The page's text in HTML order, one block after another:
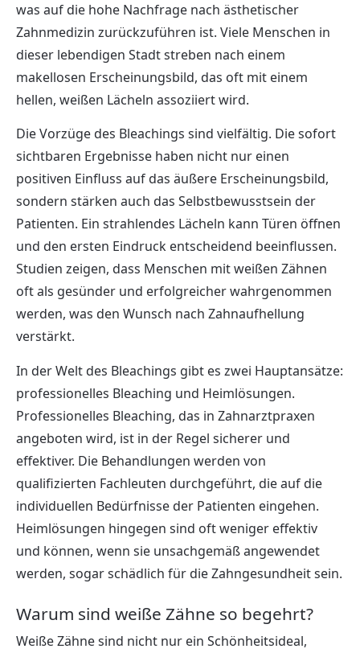
was auf die hohe Nachfrage nach ästhetischer
Zahnmedizin zurückzuführen ist. Viele Menschen in
dieser lebendigen Stadt streben nach einem
makellosen Erscheinungsbild, das oft mit einem
hellen, weißen Lächeln assoziiert wird.
Die Vorzüge des Bleachings sind vielfältig. Die sofort
sichtbaren Ergebnisse haben nicht nur einen
positiven Einfluss auf das äußere Erscheinungsbild,
sondern stärken auch das Selbstbewusstsein der
Patienten. Ein strahlendes Lächeln kann Türen öffnen
und den ersten Eindruck entscheidend beeinflussen.
Studien zeigen, dass Menschen mit weißen Zähnen
oft als gesünder und erfolgreicher wahrgenommen
werden, was den Wunsch nach Zahnaufhellung
verstärkt.
In der Welt des Bleachings gibt es zwei Hauptansätze:
professionelles Bleaching und Heimlösungen.
Professionelles Bleaching, das in Zahnarztpraxen
angeboten wird, ist in der Regel sicherer und
effektiver. Die Behandlungen werden von
qualifizierten Fachleuten durchgeführt, die auf die
individuellen Bedürfnisse der Patienten eingehen.
Heimlösungen hingegen sind oft weniger effektiv
und können, wenn sie unsachgemäß angewendet
werden, sogar schädlich für die Zahngesundheit sein.
Warum sind weiße Zähne so begehrt?
Weiße Zähne sind nicht nur ein Schönheitsideal,